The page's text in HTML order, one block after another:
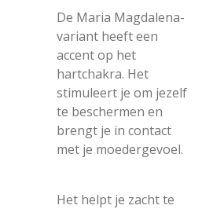
De Maria Magdalena-
variant heeft een
accent op het
hartchakra. Het
stimuleert je om jezelf
te beschermen en
brengt je in contact
met je moedergevoel.
Het helpt je zacht te